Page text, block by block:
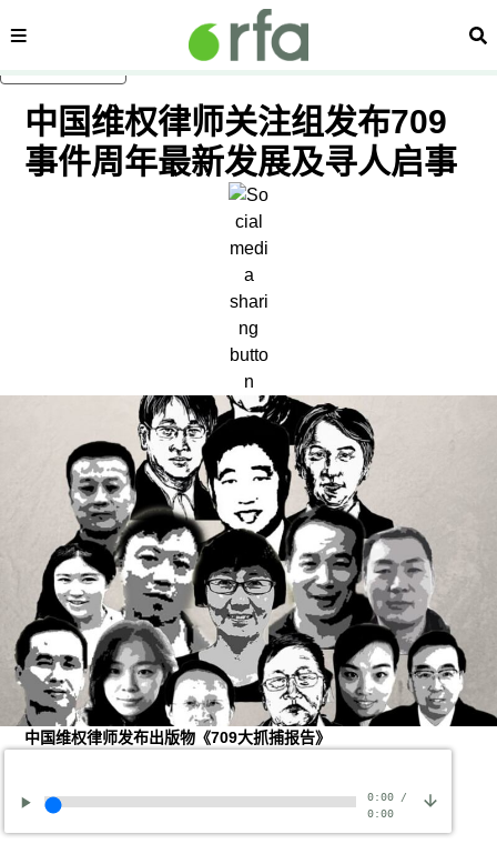
内容分类 搜
中国维权律师关注组发布709
事件周年最新发展及寻人启事
中国维权律师发布出版物《709大抓捕报告》
0:00/
0:00